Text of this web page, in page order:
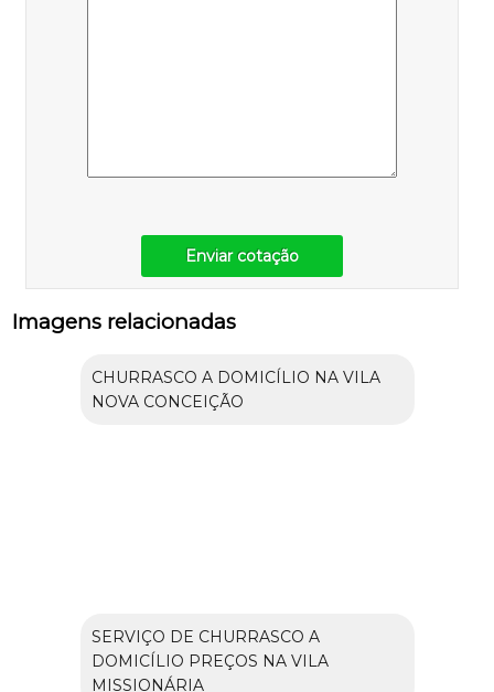
Enviar cotação
Imagens relacionadas
CHURRASCO A DOMICÍLIO NA VILA
NOVA CONCEIÇÃO
SERVIÇO DE CHURRASCO A
DOMICÍLIO PREÇOS NA VILA
MISSIONÁRIA